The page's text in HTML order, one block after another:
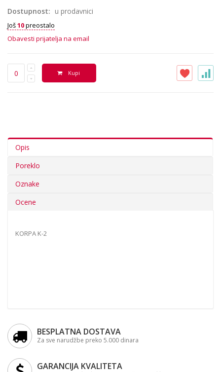
Dostupnost: u prodavnici
Još10preostalo
Obavesti prijatelja na email
Kupi
Opis
Poreklo
Oznake
Ocene
KORPA K-2
BESPLATNA DOSTAVA
Za sve narudžbe preko 5.000 dinara
GARANCIJA KVALITETA